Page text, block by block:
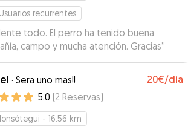
Usuarios recurrentes
todo. El perro ha tenido buena
campo y mucha atención. Gracias”
· Sera uno mas!! 20€/día
5.0 (2 Reservas)
- 16.56 km